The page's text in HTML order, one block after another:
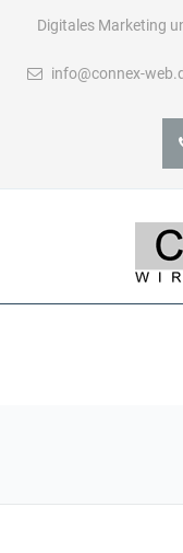
Digitales Marketing
info@connex-